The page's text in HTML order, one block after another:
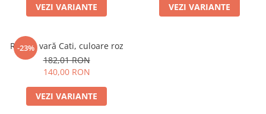
VEZI VARIANTE VEZI VARIANTE
-23%
Rochie vară Cati, culoare roz
182,01 RON
140,00 RON
VEZI VARIANTE